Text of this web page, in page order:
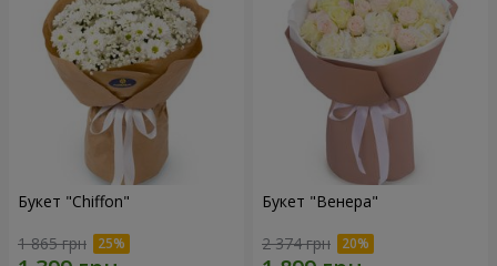
Букет "Chiffon"
1 865 грн
Букет "Венера"
2 374 грн